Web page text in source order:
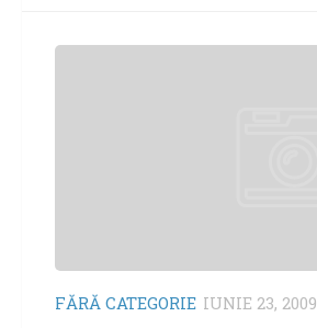
FĂRĂ CATEGORIE IUNIE 23, 2009